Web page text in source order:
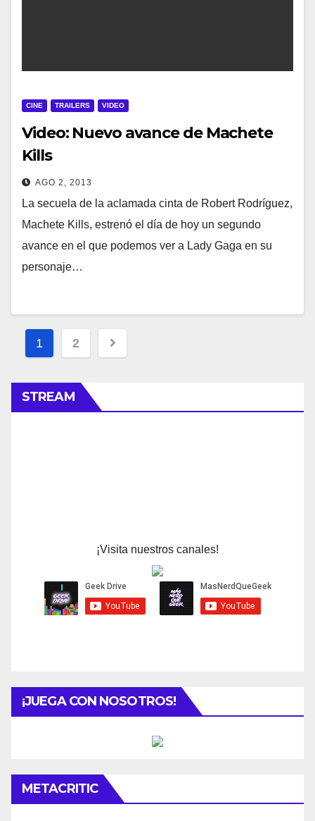
CINE TRAILERS VIDEO
Video: Nuevo avance de Machete
Kills
AGO 2, 2013
La secuela de la aclamada cinta de Robert Rodríguez,
Machete Kills, estrenó el día de hoy un segundo
avance en el que podemos ver a Lady Gaga en su
personaje…
Navegación
entradas
1 2
STREAM
¡Visita nuestros canales!
¡JUEGA CON NOSOTROS!
METACRITIC